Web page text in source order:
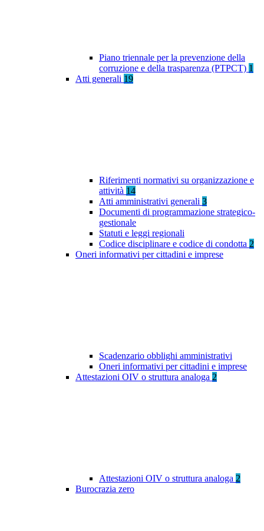
Piano triennale per la prevenzione della
corruzione e della trasparenza (PTPCT) 1
Atti generali 19
Riferimenti normativi su organizzazione e
attività 14
Atti amministrativi generali 3
Documenti di programmazione strategico-
gestionale
Statuti e leggi regionali
Codice disciplinare e codice di condotta 2
Oneri informativi per cittadini e imprese
Scadenzario obblighi amministrativi
Oneri informativi per cittadini e imprese
Attestazioni OIV o struttura analoga 2
Attestazioni OIV o struttura analoga 2
Burocrazia zero